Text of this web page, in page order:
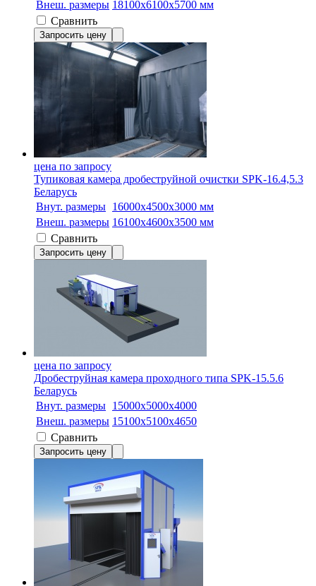
Внеш. размеры 18100х6100х5700 мм
Сравнить
Запросить цену
цена по запросу
Тупиковая камера дробеструйной очистки SPK-16.4,5.3
Беларусь
Внут. размеры 16000x4500x3000 мм
Внеш. размеры 16100x4600x3500 мм
Сравнить
Запросить цену
цена по запросу
Дробеструйная камера проходного типа SPK-15.5.6
Беларусь
Внут. размеры 15000x5000x4000
Внеш. размеры 15100x5100x4650
Сравнить
Запросить цену